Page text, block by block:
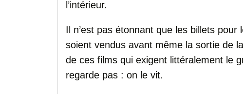
l’intérieur.
Il n’est pas étonnant que les billets
soient vendus avant même la sortie de
de ces films qui exigent littéralement le
regarde pas : on le vit.